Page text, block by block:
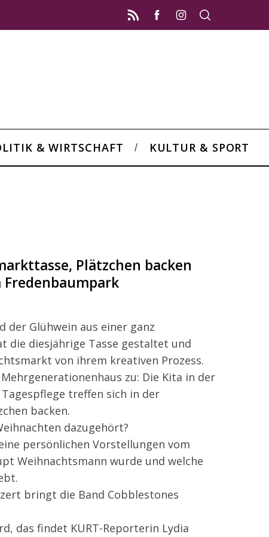
& WIRTSCHAFT KULTUR & SPORT
Plätzchen backen
Glühwein aus einer ganz
die diesjährige Tasse gestaltet und
von ihrem kreativen Prozess.
zu: Die Kita in der
treffen sich in der
backen.
dazugehört?
persönlichen Vorstellungen vom
Weihnachtsmann wurde und welche
bringt die Band Cobblestones
das findet KURT-Reporterin Lydia